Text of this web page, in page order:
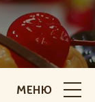
МЕНЮ